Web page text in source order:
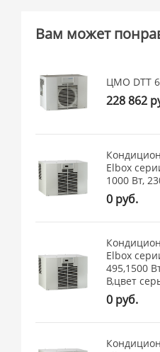
Вам может
ЦМО DTT
228 862
Elbox
1000 Вт,
0 руб.
Elbox
495,1500
В,цвет
0 руб.